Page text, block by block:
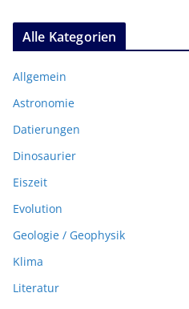
Alle Kategorien
Allgemein
Astronomie
Datierungen
Dinosaurier
Eiszeit
Evolution
Geologie / Geophysik
Klima
Literatur